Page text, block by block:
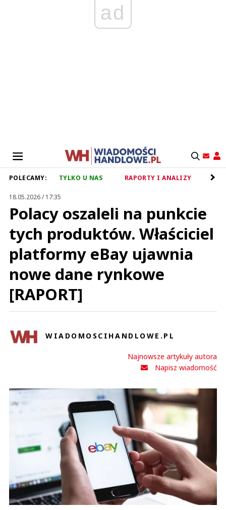
ad
POLECAMY: TYLKO U NAS RAPORTY I ANALIZY
18.05.2026 / 17:35
Polacy oszaleli na punkcie
tych produktów. Właściciel
platformy eBay ujawnia
nowe dane rynkowe
[RAPORT]
WIADOMOSCIHANDLOWE.PL
Najnowsze artykuły autora
Napisz wiadomość